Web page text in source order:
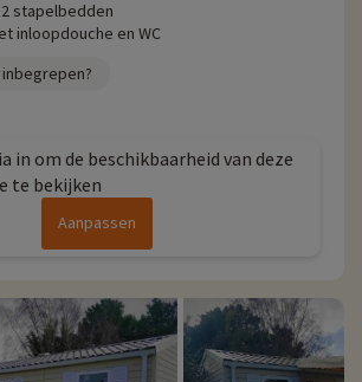
stapelbedden
inloopdouche en WC
in om de beschikbaarheid van deze
te bekijken
Aanpassen